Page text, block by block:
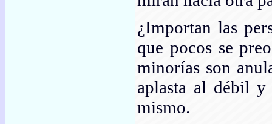
¿Importan las
que pocos se
minorías son
aplasta al débil
mismo.